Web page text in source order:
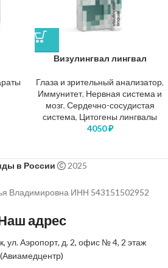
Визулингвал лингвал
Глаза и зрительный анализатор,
Иммунитет, Нервная система и
мозг, Сердечно-сосудистая
система, Цитогены лингвалы
4050₽
в России 2025
Владимировна ИНН 543151502952
адрес
ул. Аэропорт, д. 2, офис № 4, 2 этаж
(Авиамедцентр)